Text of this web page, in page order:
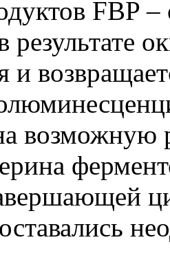
FBP
результате
и
возможную